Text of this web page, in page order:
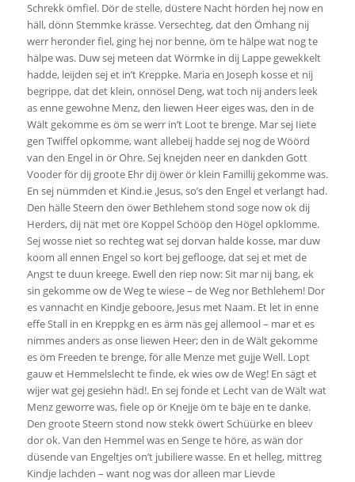
Schrekk ömfiel. Dör de stelle, düstere Nacht hörden hej now en
häll, dönn Stemmke krässe. Versechteg, dat den Ömhang nij
werr heronder fiel, ging hej nor benne, öm te hälpe wat nog te
hälpe was. Duw sej meteen dat Wörmke in dij Lappe gewekkelt
hadde, leijden sej et in’t Kreppke. Maria en Joseph kosse et nij
begrippe, dat det klein, onnösel Deng, wat toch nij anders leek
as enne gewohne Menz, den liewen Heer eiges was, den in de
Wält gekomme es öm se werr in’t Loot te brenge. Mar sej Iiete
gen Twiffel opkomme, want allebeij hadde sej nog de Wöörd
van den Engel in ör Ohre. Sej knejden neer en dankden Gott
Vooder för dij groote Ehr dij öwer ör klein Famillij gekomme was.
En sej nümmden et Kind.ie ,Jesus, so’s den Engel et verlangt had.
Den hälle Steern den öwer Bethlehem stond soge now ok dij
Herders, dij nät met öre Koppel Schööp den Högel opklomme.
Sej wosse niet so rechteg wat sej dorvan halde kosse, mar duw
koom all ennen Engel so kort bej geflooge, dat sej et met de
Angst te duun kreege. Ewell den riep now: Sit mar nij bang, ek
sin gekomme ow de Weg te wiese – de Weg nor Bethlehem! Dor
es vannacht en Kindje geboore, Jesus met Naam. Et let in enne
effe Stall in en Kreppkg en es ärm näs gej allemool – mar et es
nimmes anders as onse liewen Heer; den in de Wält gekomme
es öm Freeden te brenge, för alle Menze met gujje Well. Lopt
gauw et Hemmelslecht te finde, ek wies ow de Weg! En sägt et
wijer wat gej gesiehn häd!. En sej fonde et Lecht van de Wält wat
Menz geworre was, fiele op ör Knejje öm te bäje en te danke.
Den groote Steern stond now stekk öwert Schüürke en bleev
dor ok. Van den Hemmel was en Senge te höre, as wän dor
düsende van Engeltjes on’t jubiliere wasse. En et helleg, mittreg
Kindje lachden – want nog was dor alleen mar Lievde